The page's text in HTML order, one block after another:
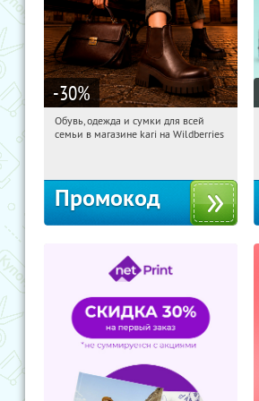
-30%
09:13:30 Получили:
Обувь, одежда и сумки для всей
семьи в магазине kari на Wildberries
Промокод